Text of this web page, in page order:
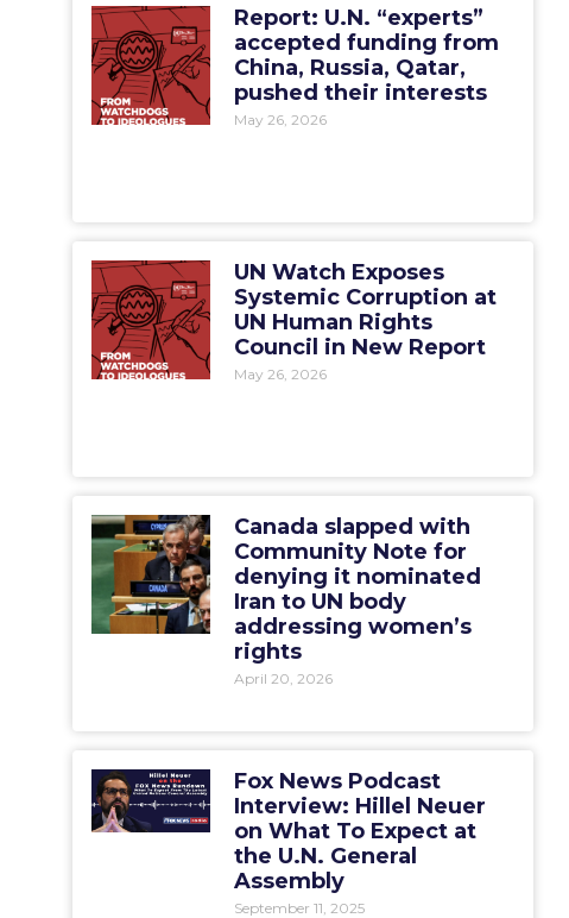
Report: U.N. “experts”
accepted funding from
China, Russia, Qatar,
pushed their interests
May 26, 2026
UN Watch Exposes
Systemic Corruption at
UN Human Rights
Council in New Report
May 26, 2026
Canada slapped with
Community Note for
denying it nominated
Iran to UN body
addressing women’s
rights
April 20, 2026
Fox News Podcast
Interview: Hillel Neuer
on What To Expect at
the U.N. General
Assembly
September 11, 2025